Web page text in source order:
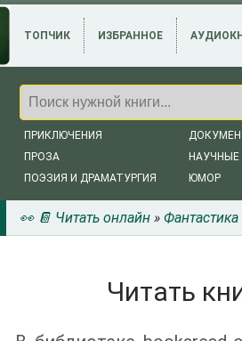
ТОПЧИК ИЗБРАННОЕ
ПРИКЛЮЧЕНИЯ
ПРОЗА
ПОЭЗИЯ И ДРАМАТУРГИЯ
НАУЧНЫЕ
ЮМОР
👀 📔 Читать онлайн »
Читать